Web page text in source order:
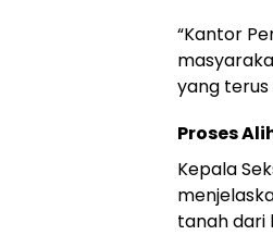
“Kantor
yang terus
Proses
Kepala
tanah dari